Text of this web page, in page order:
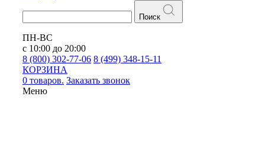
Поиск
ПН-ВС
с 10:00 до 20:00
8 (800) 302-77-06 8 (499) 348-15-11
КОРЗИНА
0 товаров. Заказать звонок
Меню